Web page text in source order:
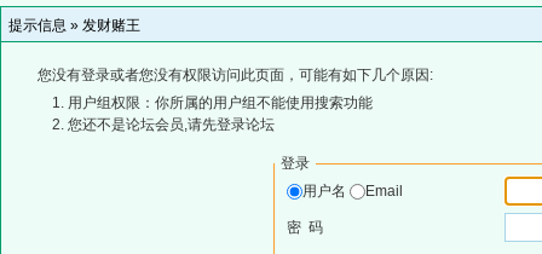
提示信息 » 发财赌王
您没有登录或者您没有权限访问此页面，可能有如下几个原因:
用户组权限：你所属的用户组不能使用搜索功能
您还不是论坛会员,请先登录论坛
登录
用户名
Email
密 码